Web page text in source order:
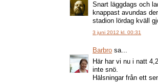
Snart läggdags och
knappast avundas
stadion lördag kväll
3 juni 2012 kl. 00:31
Barbro sa...
Här har vi nu i natt
inte snö.
Hälsningar från ett